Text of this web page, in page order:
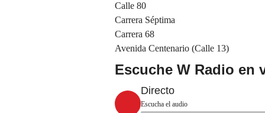
Calle 80
Carrera Séptima
Carrera 68
Avenida Centenario (Calle 13)
Escuche W Radio en
Directo
Escucha el audio